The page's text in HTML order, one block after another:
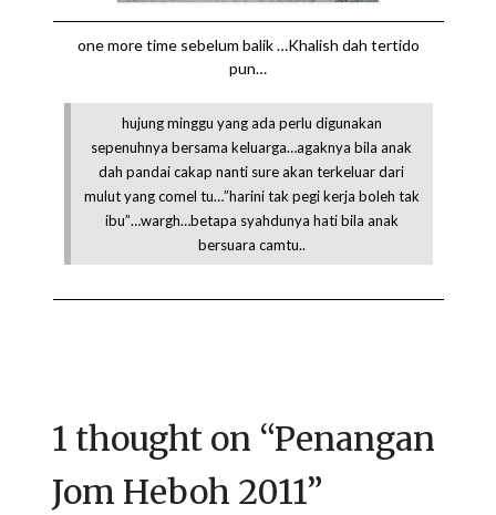
one more time sebelum balik …Khalish dah tertido
pun…
hujung minggu yang ada perlu digunakan
sepenuhnya bersama keluarga…agaknya bila anak
dah pandai cakap nanti sure akan terkeluar dari
mulut yang comel tu…”harini tak pegi kerja boleh tak
ibu”…wargh…betapa syahdunya hati bila anak
bersuara camtu..
1 thought on “Penangan
Jom Heboh 2011”